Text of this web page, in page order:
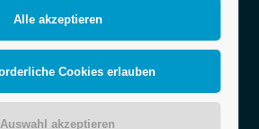
in SAP muss nicht
HPC.Connector bietet eine
Middleware.